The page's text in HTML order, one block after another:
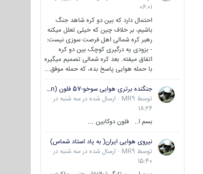
06:01
احتمال دارد که بین دو کره شاهد جنگ
باشیم، بر خلاف چین که خیلی تعلل میکنه
رهبر کره شمالی اهل فرصت سوزی نیست:
- بزودی یه درگیری کوچک بین دو کره
اتفاق میفته. بعد کره شمالی تصمیم میگیره
با حمله هوایی پاسخ بده، که حمله موفق...
جنگنده برتری هوایی سوخو-57 فلون (Su-57/Felon)
توسط MR9
· ارسال شده در سه شنبه در
18:26
بسم ا.. فلون دوکابین ...
نیروی هوایی ایران( به یاد استاد شماس)
توسط MR9
· ارسال شده در سه شنبه در
15:40